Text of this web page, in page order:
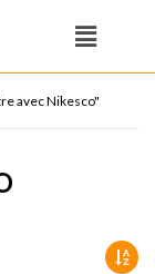
avec Nikesco"